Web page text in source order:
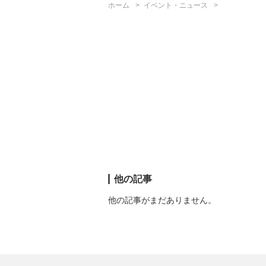
ホーム イベント・ニュース
他の記事
他の記事がまだありません。